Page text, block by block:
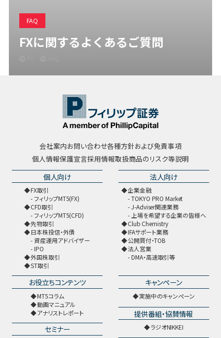
FAQ
FXに関するよくあるご質問
会社案内お問い合わせ各種方針および免責事項
個人情報保護宣言採用情報取扱商品のリスク等説明
個人向け
FX取引
フィリップMT5(FX)
CFD取引
フィリップMT5(CFD)
先物取引
日本株投信・外債
資産運用アドバイザー
IPO
外国株取引
ST取引
法人向け
企業金融
TOKYO PRO Market
J-Adviser関連業務
上場を希望する企業の皆様へ
Club Chemistry
IFAサポート業務
公開買付・TOB
法人営業
DMA・高速取引等
お役立ちコンテンツ
MT5コラム
動画マニュアル
アナリストレポート
セミナー
キャンペーン
実施中のキャンペーン
提供番組・協賛情報
ラジオNIKKEI